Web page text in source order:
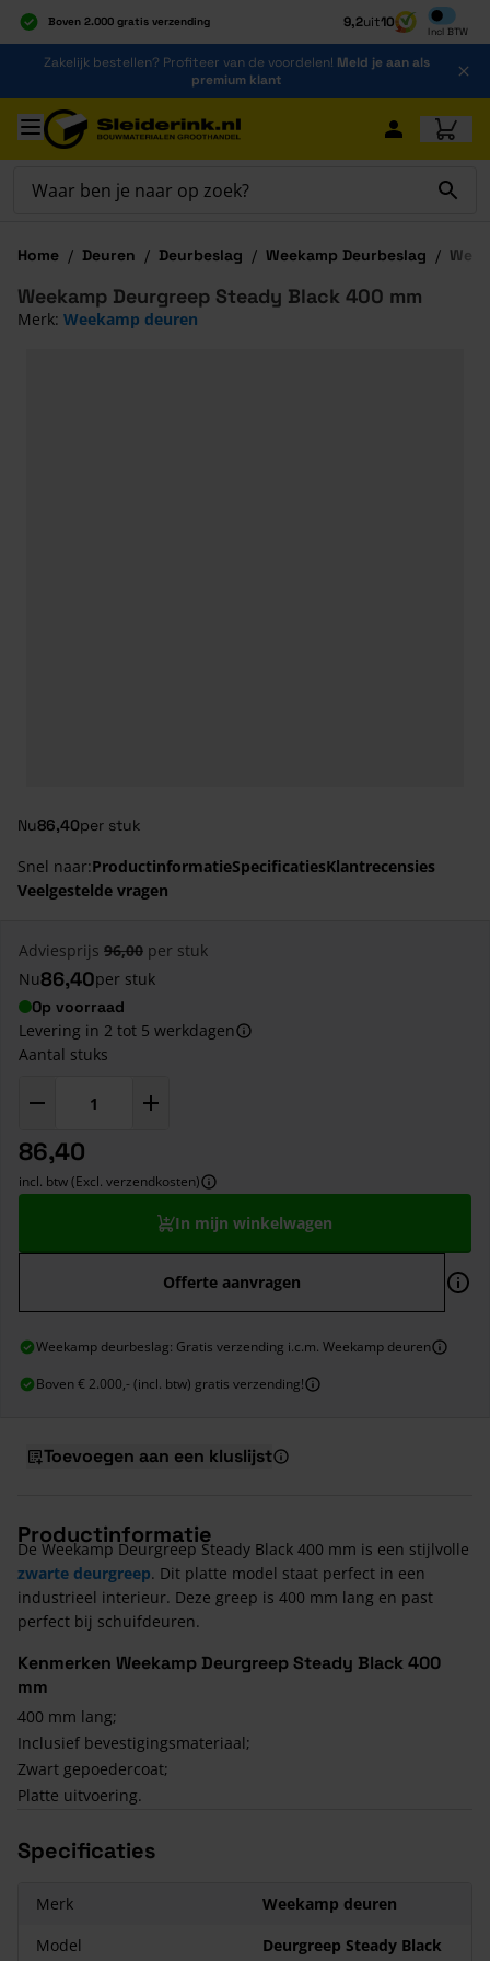
Boven 2.000 gratis verzending
Al 40 jaar dé specialist
Alles onder één dak
9,2uit10
Incl BTW
Inclusief
Ga naar de inhoud
Zakelijk bestellen? Profiteer van de voordelen! Meld je aan als
premium klant
Ga naar hoofdinhoud
Home / Deuren / Deurbeslag / Weekamp Deurbeslag /
Nu86,40per stuk
Weekamp Deurgreep Steady Black 400 mm
Merk: Weekamp deuren
Snel naar:ProductinformatieSpecificatiesKlantrecensies
Veelgestelde vragen
Adviesprijs 96,00 per stuk
Nu86,40per stuk
Op voorraad
Levering in 2 tot 5 werkdagen
Aantal stuks
86,40
incl. btw (Excl. verzendkosten)
In mijn winkelwagen
Offerte aanvragen
Weekamp deurbeslag: Gratis verzending i.c.m. Weekamp deuren
Boven € 2.000,- (incl. btw) gratis verzending!
Toevoegen aan een kluslijst
Productinformatie
De Weekamp Deurgreep Steady Black 400 mm is een stijlvolle
zwarte deurgreep. Dit platte model staat perfect in een
industrieel interieur. Deze greep is 400 mm lang en past
perfect bij schuifdeuren.
Kenmerken Weekamp Deurgreep Steady Black 400
mm
400 mm lang;
Inclusief bevestigingsmateriaal;
Zwart gepoedercoat;
Platte uitvoering.
Specificaties
Merk
Weekamp deuren
Model
Deurgreep Steady Black